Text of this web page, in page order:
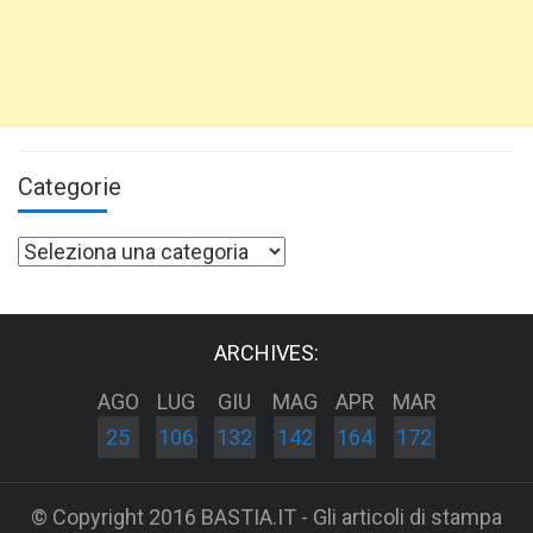
Categorie
Categorie
ARCHIVES:
AGO
25
LUG
106
GIU
132
MAG
142
APR
164
MAR
172
© Copyright 2016 BASTIA.IT - Gli articoli di stampa